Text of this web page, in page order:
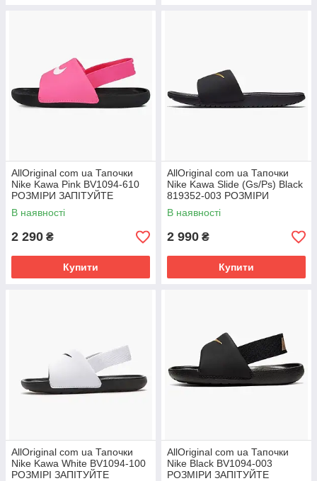
AllOriginal com ua Тапочки
Nike Kawa Pink BV1094-610
РОЗМІРИ ЗАПІТУЙТЕ
В наявності
2 290 ₴
Купити
AllOriginal com ua Тапочки
Nike Kawa Slide (Gs/Ps) Black
819352-003 РОЗМІРИ
ЗАПІТУЙТЕ
В наявності
2 990 ₴
Купити
AllOriginal com ua Тапочки
Nike Kawa White BV1094-100
РОЗМІРІ ЗАПІТУЙТЕ
AllOriginal com ua Тапочки
Nike Black BV1094-003
РОЗМІРИ ЗАПІТУЙТЕ